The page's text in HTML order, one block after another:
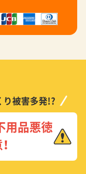
り被害多発!?
用品悪徳